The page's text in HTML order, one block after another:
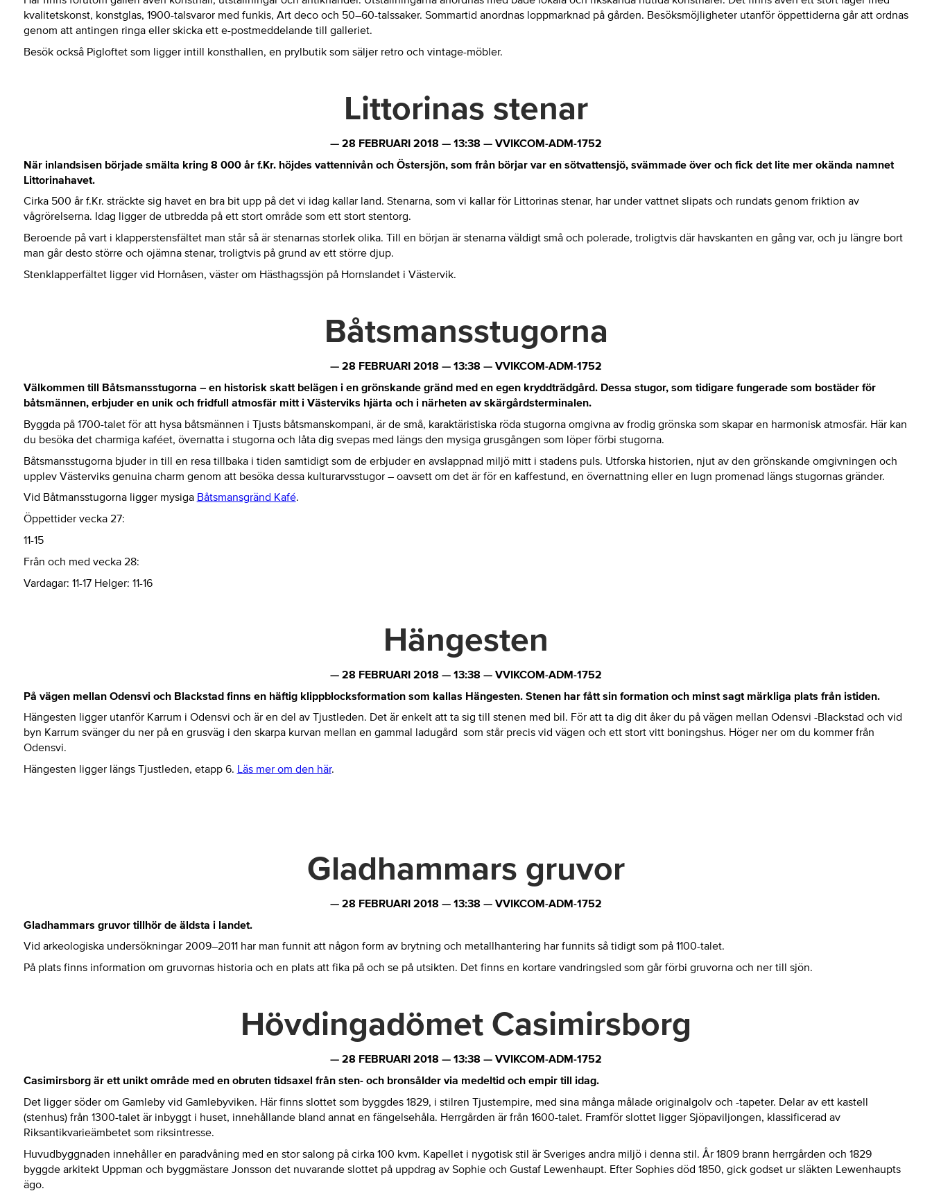
kvalitetskonst, konstglas, 1900-talsvaror med funkis, Art deco och 50–60-talssaker. Sommartid anordnas loppmarknad på gården. Besöksmöjligheter utanför öppettiderna går att ordnas
genom att antingen ringa eller skicka ett e-postmeddelande till galleriet.
Besök också Pigloftet som ligger intill konsthallen, en prylbutik som säljer retro och vintage-möbler.
Littorinas stenar
— 28 FEBRUARI 2018 — 13:38 — VVIKCOM-ADM-1752
När inlandsisen började smälta kring 8 000 år f.Kr. höjdes vattennivån och Östersjön, som från börjar var en sötvattensjö, svämmade över och fick det lite mer okända namnet
Littorinahavet.
Cirka 500 år f.Kr. sträckte sig havet en bra bit upp på det vi idag kallar land. Stenarna, som vi kallar för Littorinas stenar, har under vattnet slipats och rundats genom friktion av
vågrörelserna. Idag ligger de utbredda på ett stort område som ett stort stentorg.
Beroende på vart i klapperstensfältet man står så är stenarnas storlek olika. Till en början är stenarna väldigt små och polerade, troligtvis där havskanten en gång var, och ju längre bort
man går desto större och ojämna stenar, troligtvis på grund av ett större djup.
Stenklapperfältet ligger vid Hornåsen, väster om Hästhagssjön på Hornslandet i Västervik.
Båtsmansstugorna
— 28 FEBRUARI 2018 — 13:38 — VVIKCOM-ADM-1752
Välkommen till Båtsmansstugorna – en historisk skatt belägen i en grönskande gränd med en egen kryddträdgård. Dessa stugor, som tidigare fungerade som bostäder för
båtsmännen, erbjuder en unik och fridfull atmosfär mitt i Västerviks hjärta och i närheten av skärgårdsterminalen.
Byggda på 1700-talet för att hysa båtsmännen i Tjusts båtsmanskompani, är de små, karaktäristiska röda stugorna omgivna av frodig grönska som skapar en harmonisk atmosfär. Här kan
du besöka det charmiga kaféet, övernatta i stugorna och låta dig svepas med längs den mysiga grusgången som löper förbi stugorna.
Båtsmansstugorna bjuder in till en resa tillbaka i tiden samtidigt som de erbjuder en avslappnad miljö mitt i stadens puls. Utforska historien, njut av den grönskande omgivningen och
upplev Västerviks genuina charm genom att besöka dessa kulturarvsstugor – oavsett om det är för en kaffestund, en övernattning eller en lugn promenad längs stugornas gränder.
Vid Båtmansstugorna ligger mysiga Båtsmansgränd Kafé.
Öppettider vecka 27:
11-15
Från och med vecka 28:
Vardagar: 11-17 Helger: 11-16
Hängesten
— 28 FEBRUARI 2018 — 13:38 — VVIKCOM-ADM-1752
På vägen mellan Odensvi och Blackstad finns en häftig klippblocksformation som kallas Hängesten. Stenen har fått sin formation och minst sagt märkliga plats från istiden.
Hängesten ligger utanför Karrum i Odensvi och är en del av Tjustleden. Det är enkelt att ta sig till stenen med bil. För att ta dig dit åker du på vägen mellan Odensvi -Blackstad och vid
byn Karrum svänger du ner på en grusväg i den skarpa kurvan mellan en gammal ladugård som står precis vid vägen och ett stort vitt boningshus. Höger ner om du kommer från
Odensvi.
Hängesten ligger längs Tjustleden, etapp 6. Läs mer om den här.
Gladhammars gruvor
— 28 FEBRUARI 2018 — 13:38 — VVIKCOM-ADM-1752
Gladhammars gruvor tillhör de äldsta i landet.
Vid arkeologiska undersökningar 2009–2011 har man funnit att någon form av brytning och metallhantering har funnits så tidigt som på 1100-talet.
På plats finns information om gruvornas historia och en plats att fika på och se på utsikten. Det finns en kortare vandringsled som går förbi gruvorna och ner till sjön.
Hövdingadömet Casimirsborg
— 28 FEBRUARI 2018 — 13:38 — VVIKCOM-ADM-1752
Casimirsborg är ett unikt område med en obruten tidsaxel från sten- och bronsålder via medeltid och empir till idag.
Det ligger söder om Gamleby vid Gamlebyviken. Här finns slottet som byggdes 1829, i stilren Tjustempire, med sina många målade originalgolv och -tapeter. Delar av ett kastell
(stenhus) från 1300-talet är inbyggt i huset, innehållande bland annat en fängelsehåla. Herrgården är från 1600-talet. Framför slottet ligger Sjöpaviljongen, klassificerad av
Riksantikvarieämbetet som riksintresse.
Huvudbyggnaden innehåller en paradvåning med en stor salong på cirka 100 kvm. Kapellet i nygotisk stil är Sveriges andra miljö i denna stil. År 1809 brann herrgården och 1829
byggde arkitekt Uppman och byggmästare Jonsson det nuvarande slottet på uppdrag av Sophie och Gustaf Lewenhaupt. Efter Sophies död 1850, gick godset ur släkten Lewenhaupts
ägo.